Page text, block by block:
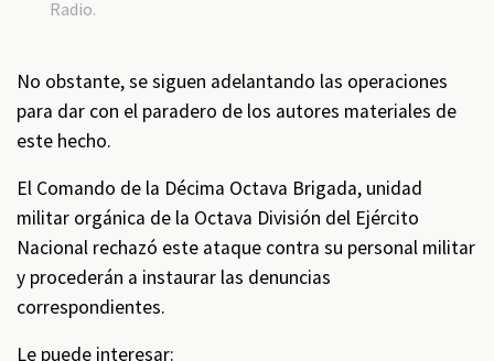
Radio.
No obstante, se siguen adelantando las operaciones
para dar con el paradero de los autores materiales de
este hecho.
El Comando de la Décima Octava Brigada, unidad
militar orgánica de la Octava División del Ejército
Nacional rechazó este ataque contra su personal militar
y procederán a instaurar las denuncias
correspondientes.
Le puede interesar: